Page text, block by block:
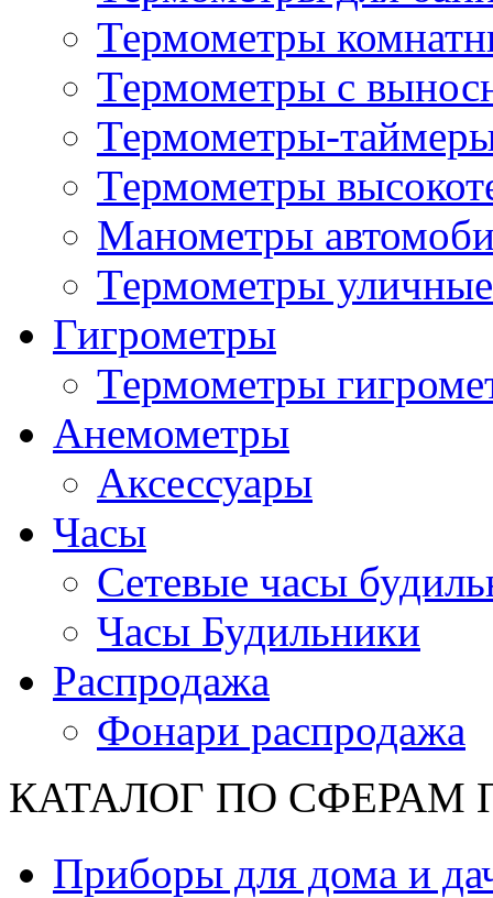
Термометры
Термометры с
Термометры-
Термометры
Манометры
Термометры уличные
Гигрометры
Термометры
Анемометры
Аксессуары
Часы
Сетевые часы
Часы Будильники
Распродажа
Фонари распродажа
КАТАЛОГ ПО СФЕРАМ
Приборы для дома и